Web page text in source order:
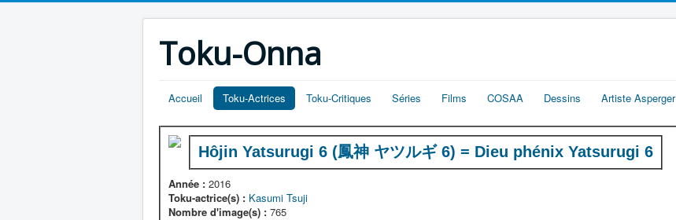
Toku-Onna
Accueil Toku-Actrices Toku-Critiques Séries Films COSAA Dessins Artiste Asperger
Hôjin Yatsurugi 6 (鳳神 ヤツルギ 6) = Dieu phénix Yatsurugi 6
Année : 2016
Toku-actrice(s) : Kasumi Tsuji
Nombre d'image(s) : 765